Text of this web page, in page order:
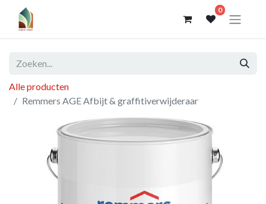
0
Alle producten
Remmers AGE Afbijt & graffitiverwijderaar